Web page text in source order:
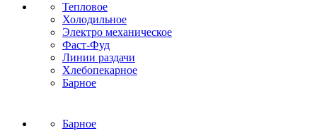
Тепловое
Холодильное
Электро механическое
Фаст-Фуд
Линии раздачи
Хлебопекарное
Барное
Барное